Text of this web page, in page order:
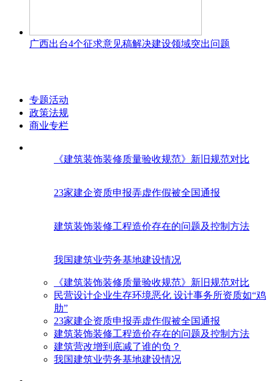
广西出台4个征求意见稿解决建设领域突出问题
专题活动
政策法规
商业专栏
《建筑装饰装修质量验收规范》新旧规范对比
23家建企资质申报弄虚作假被全国通报
建筑装饰装修工程造价存在的问题及控制方法
我国建筑业劳务基地建设情况
《建筑装饰装修质量验收规范》新旧规范对比
民营设计企业生存环境恶化 设计事务所资质如“鸡
肋”
23家建企资质申报弄虚作假被全国通报
建筑装饰装修工程造价存在的问题及控制方法
建筑营改增到底减了谁的负？
我国建筑业劳务基地建设情况